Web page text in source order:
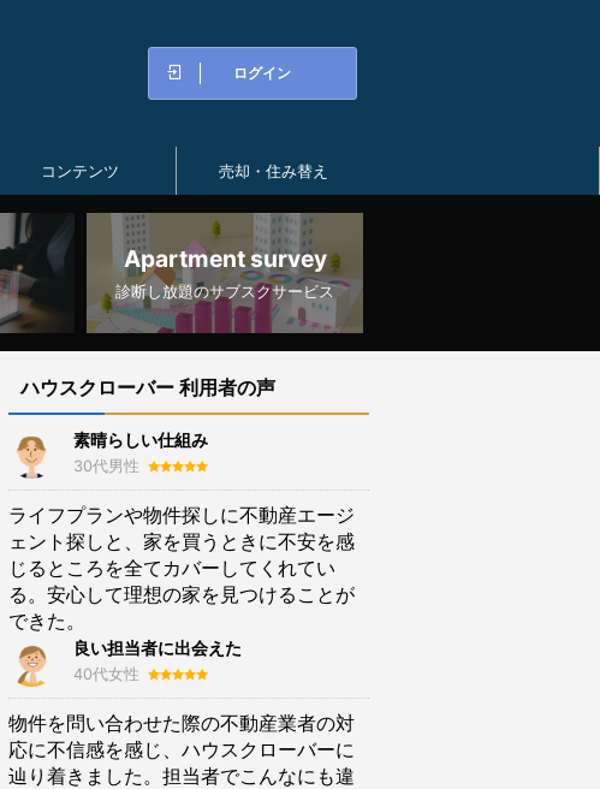
ログイン
コンテンツ 売却・住み替え
Apartment survey
診断し放題のサブスクサービス
ハウスクローバー 利用者の声
素晴らしい仕組み
30代男性
ライフプランや物件探しに不動産エージ
ェント探しと、家を買うときに不安を感
じるところを全てカバーしてくれてい
る。安心して理想の家を見つけることが
できた。
良い担当者に出会えた
40代女性
物件を問い合わせた際の不動産業者の対
応に不信感を感じ、ハウスクローバーに
辿り着きました。担当者でこんなにも違